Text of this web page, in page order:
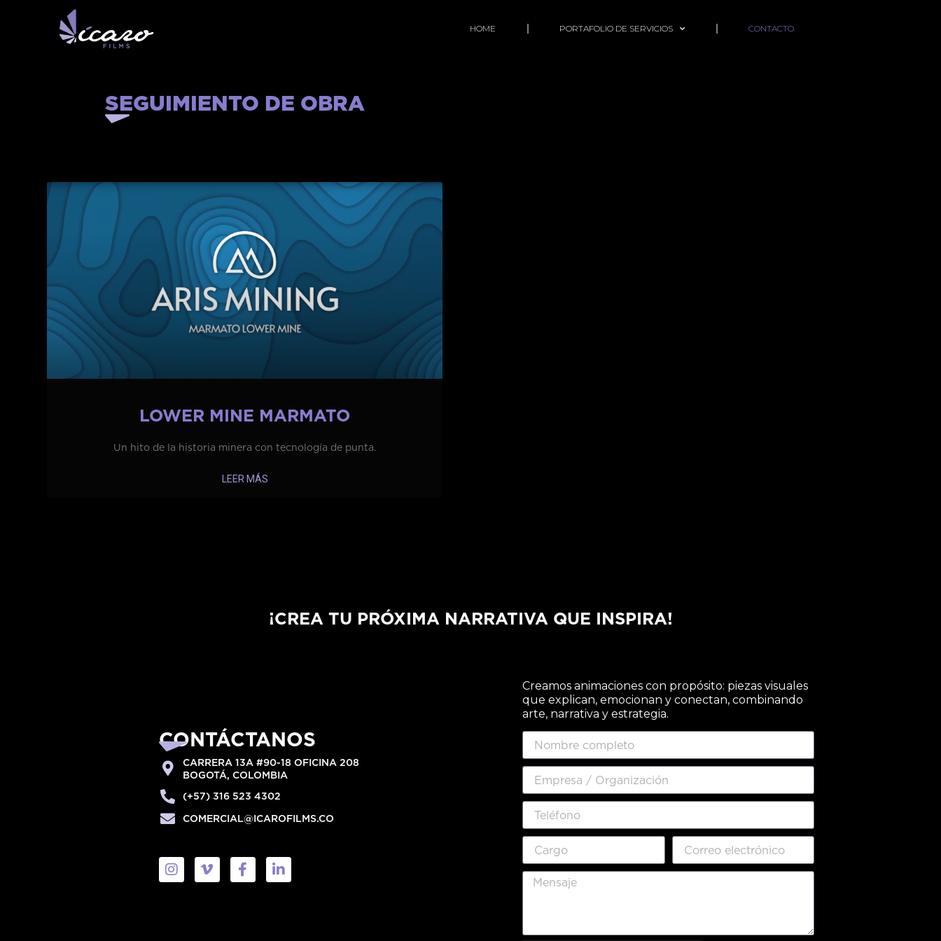
HOME PORTAFOLIO DE SERVICIOS CONTACTO
SEGUIMIENTO DE OBRA
LOWER MINE MARMATO
Un hito de la historia minera con tecnología de punta.
LEER MÁS
¡CREA TU PRÓXIMA NARRATIVA QUE INSPIRA!
CONTÁCTANOS
CARRERA 13A #90-18 OFICINA 208
BOGOTÁ, COLOMBIA
(+57) 316 523 4302
COMERCIAL@ICAROFILMS.CO
Creamos animaciones con propósito: piezas visuales
que explican, emocionan y conectan, combinando
arte, narrativa y estrategia.